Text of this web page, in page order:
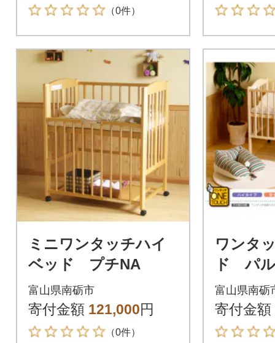
（0件）
ミニワンタッチハイ
ベッド プチNA
富山県南砺市
寄付金額 121,000円
（0件）
ワンタ
ド パ
富山県南砺
寄付金額